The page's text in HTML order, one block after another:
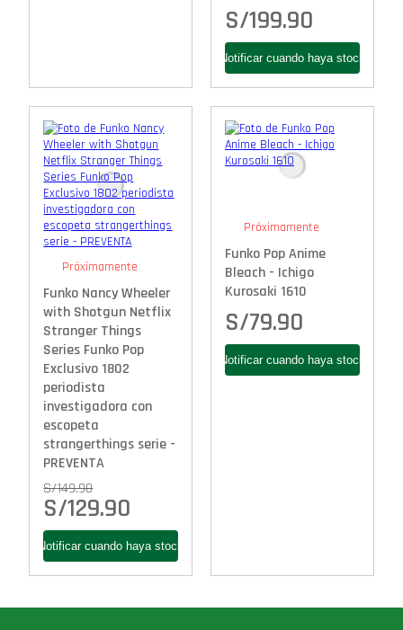
S/199.90
Próximamente
Funko Nancy Wheeler
with Shotgun Netflix
Stranger Things
Series Funko Pop
Exclusivo 1802
periodista
investigadora con
escopeta
strangerthings serie -
PREVENTA
S/149.90
S/129.90
Próximamente
Funko Pop Anime
Bleach - Ichigo
Kurosaki 1610
S/79.90